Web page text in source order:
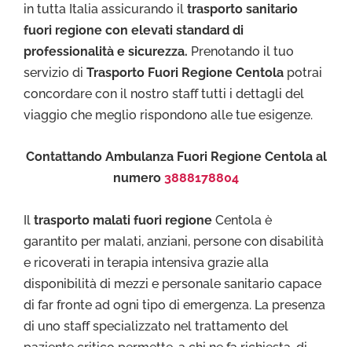
in tutta Italia assicurando il trasporto sanitario
fuori regione con elevati standard di
professionalità e sicurezza. Prenotando il tuo
servizio di Trasporto Fuori Regione Centola potrai
concordare con il nostro staff tutti i dettagli del
viaggio che meglio rispondono alle tue esigenze.
Contattando Ambulanza Fuori Regione Centola al
numero 3888178804
Il trasporto malati fuori regione Centola è
garantito per malati, anziani, persone con disabilità
e ricoverati in terapia intensiva grazie alla
disponibilità di mezzi e personale sanitario capace
di far fronte ad ogni tipo di emergenza. La presenza
di uno staff specializzato nel trattamento del